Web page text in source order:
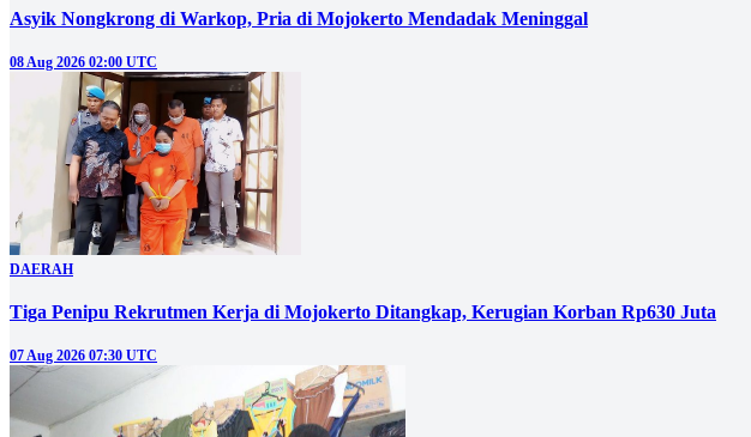
Asyik Nongkrong di Warkop, Pria di Mojokerto Mendadak Meninggal
08 Aug 2026 02:00 UTC
DAERAH
Tiga Penipu Rekrutmen Kerja di Mojokerto Ditangkap, Kerugian Korban Rp630 Juta
07 Aug 2026 07:30 UTC